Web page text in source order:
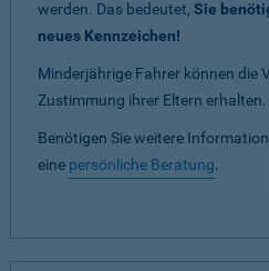
werden. Das bedeutet, Sie
neues Kennzeichen!
Minderjährige Fahrer können die
Zustimmung ihrer Eltern erhalten.
Benötigen Sie weitere
eine persönliche Beratung.